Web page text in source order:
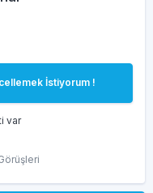
İstiyorum !
var